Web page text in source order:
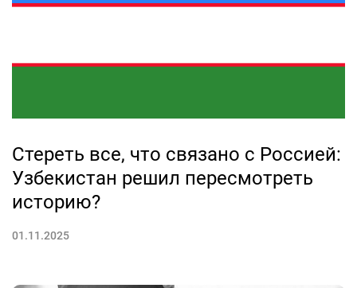
Стереть все, что связано с Россией:
Узбекистан решил пересмотреть
историю?
01.11.2025